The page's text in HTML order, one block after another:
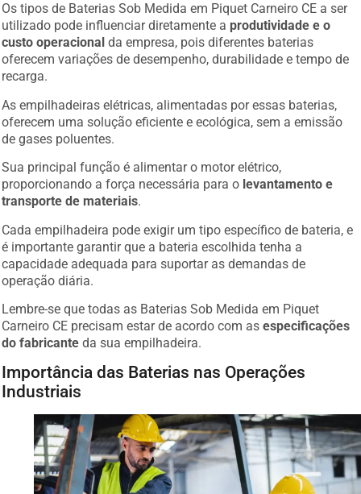
Os tipos de Baterias Sob Medida em Piquet Carneiro CE a ser
utilizado pode influenciar diretamente a produtividade e o
custo operacional da empresa, pois diferentes baterias
oferecem variações de desempenho, durabilidade e tempo de
recarga.
As empilhadeiras elétricas, alimentadas por essas baterias,
oferecem uma solução eficiente e ecológica, sem a emissão
de gases poluentes.
Sua principal função é alimentar o motor elétrico,
proporcionando a força necessária para o levantamento e
transporte de materiais.
Cada empilhadeira pode exigir um tipo específico de bateria, e
é importante garantir que a bateria escolhida tenha a
capacidade adequada para suportar as demandas de
operação diária.
Lembre-se que todas as Baterias Sob Medida em Piquet
Carneiro CE precisam estar de acordo com as especificações
do fabricante da sua empilhadeira.
Importância das Baterias nas Operações
Industriais